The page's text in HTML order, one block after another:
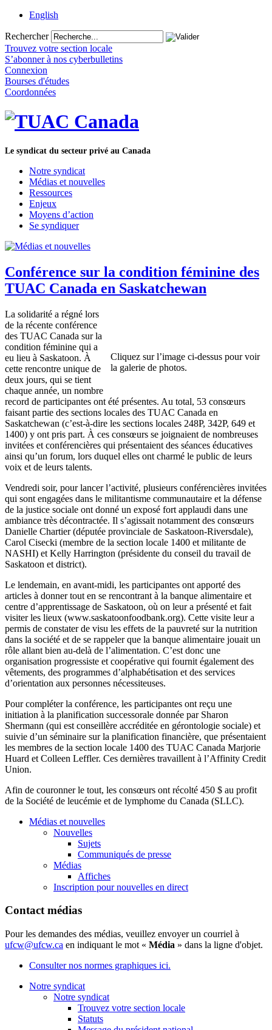
English
Rechercher
Trouvez votre section locale
S’abonner à nos cyberbulletins
Connexion
Bourses d'études
Coordonnées
Le syndicat du secteur privé au Canada
Notre syndicat
Médias et nouvelles
Ressources
Enjeux
Moyens d’action
Se syndiquer
Conférence sur la condition féminine des
TUAC Canada en Saskatchewan
Cliquez sur l’image ci-dessus pour voir
la galerie de photos.
La solidarité a régné lors
de la récente conférence
des TUAC Canada sur la
condition féminine qui a
eu lieu à Saskatoon. À
cette rencontre unique de
deux jours, qui se tient
chaque année, un nombre
record de participantes ont été présentes. Au total, 53 consœurs
faisant partie des sections locales des TUAC Canada en
Saskatchewan (c’est-à-dire les sections locales 248P, 342P, 649 et
1400) y ont pris part. À ces consœurs se joignaient de nombreuses
invitées et conférencières qui présentaient des séances éducatives
ainsi qu’un forum, lors duquel elles ont charmé le public de leurs
voix et de leurs talents.
Vendredi soir, pour lancer l’activité, plusieurs conférencières invitées
qui sont engagées dans le militantisme communautaire et la défense
de la justice sociale ont donné un exposé fort applaudi dans une
ambiance très décontractée. Il s’agissait notamment des consœurs
Danielle Chartier (députée provinciale de Saskatoon-Riversdale),
Carol Cisecki (membre de la section locale 1400 et militante de
NASHI) et Kelly Harrington (présidente du conseil du travail de
Saskatoon et district).
Le lendemain, en avant-midi, les participantes ont apporté des
articles à donner tout en se rencontrant à la banque alimentaire et
centre d’apprentissage de Saskatoon, où on leur a présenté et fait
visiter les lieux (www.saskatoonfoodbank.org). Cette visite leur a
permis de constater de visu les effets de la pauvreté sur la nutrition
dans la société et de se rappeler que la banque alimentaire jouait un
rôle allant bien au-delà de l’alimentation. C’est donc une
organisation progressiste et coopérative qui fournit également des
vêtements, des programmes d’alphabétisation et des services
d’orientation aux personnes nécessiteuses.
Pour compléter la conférence, les participantes ont reçu une
initiation à la planification successorale donnée par Sharon
Shermann (qui est conseillère accréditée en gérontologie sociale) et
suivie d’un séminaire sur la planification financière, que présentaient
les membres de la section locale 1400 des TUAC Canada Marjorie
Huard et Colleen Leffler. Ces dernières travaillent à l’Affinity Credit
Union.
Afin de couronner le tout, les consœurs ont récolté 450 $ au profit
de la Société de leucémie et de lymphome du Canada (SLLC).
Médias et nouvelles
Nouvelles
Sujets
Communiqués de presse
Médias
Affiches
Inscription pour nouvelles en direct
Contact médias
Pour les demandes des médias, veuillez envoyer un courriel à
ufcw@ufcw.ca en indiquant le mot « Média » dans la ligne d'objet.
Consulter nos normes graphiques ici.
Notre syndicat
Notre syndicat
Trouvez votre section locale
Statuts